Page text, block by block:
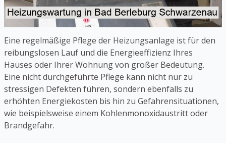
Eine regelmäßige Pflege der Heizungsanlage ist für den
reibungslosen Lauf und die Energieeffizienz Ihres
Hauses oder Ihrer Wohnung von großer Bedeutung.
Eine nicht durchgeführte Pflege kann nicht nur zu
stressigen Defekten führen, sondern ebenfalls zu
erhöhten Energiekosten bis hin zu Gefahrensituationen,
wie beispielsweise einem Kohlenmonoxidaustritt oder
Brandgefahr.